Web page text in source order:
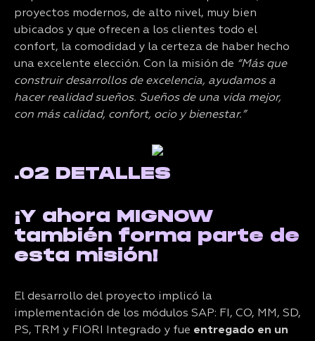
proyectos modernos, de alto nivel, muy bien
ubicados y que ofrecen a los clientes todo el
confort, la comodidad y la certeza de haber hecho
una excelente elección. Con la misión de “Más que
construir desarrollos de excelencia, ayudamos a
hacer realidad sueños. Sueños de una vida mejor,
con más calidad, confort, ocio y bienestar.”
.02 DETALLES
¡Y ahora MIGNOW
también forma parte de
esta misión!
El desarrollo del proyecto implicó la
implementación de los módulos SAP: FI, CO, MM, SD,
PS, TRM y FIORI Integrado y fue entregado en un